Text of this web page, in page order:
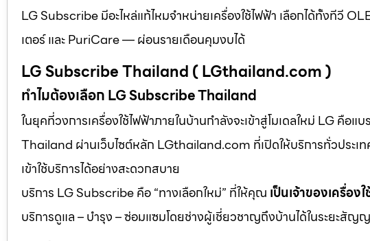
LG Subscribe มีอะไหล่แท้ไหมจำหน่ายเครื่องใช้ไฟฟ้า เลือกได้ทั้งทีวี
เตอร์ และ PuriCare — ผ่อนรายเดือนคุมงบได้
LG Subscribe Thailand ( LGthailand.com )
ทำไมต้องเลือก LG Subscribe Thailand
ในยุคที่วงการเครื่องใช้ไฟฟ้าภายในบ้านกำลังจะเข้าสู่โมเดลใหม่ LG
Thailand ผ่านเว็บไซต์หลัก LGthailand.com ที่เปิดให้บริการทั่วประเท
เข้าใช้บริการได้อย่างสะดวกสบาย
บริการ LG Subscribe คือ “ทางเลือกใหม่” ที่ให้คุณ เป็นเจ้าของเครื่อ
บริการดูแล – บำรุง – ซ่อมแซมโดยช่างผู้เชี่ยวชาญถึงบ้านได้ในระยะสัญ